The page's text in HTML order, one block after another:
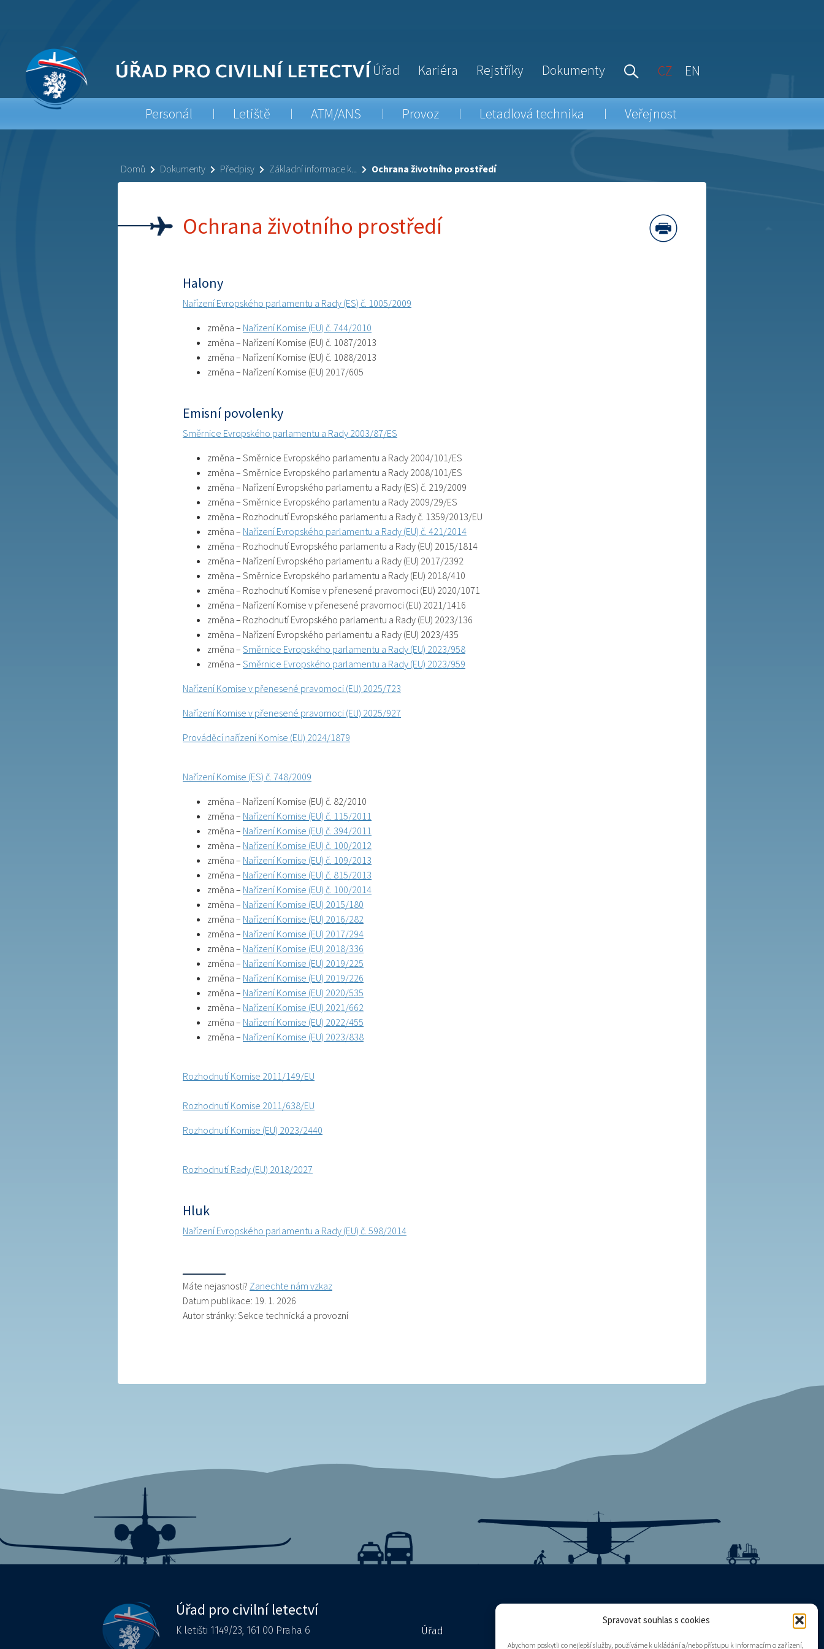
Spravovat souhlas s cookies
Abychom poskytli co nejlepší služby, používáme k ukládání a/nebo přístupu k informacím o zařízení,
Úřad Kariéra Rejstříky Dokumenty CZ EN
Personál Letiště ATM/ANS Provoz Letadlová technika Veřejnost
Domů Dokumenty Předpisy Základní informace k... Ochrana životního prostředí
Ochrana životního prostředí
Halony
Nařízení Evropského parlamentu a Rady (ES) č. 1005/2009
změna – Nařízení Komise (EU) č. 744/2010
změna – Nařízení Komise (EU) č. 1087/2013
změna – Nařízení Komise (EU) č. 1088/2013
změna – Nařízení Komise (EU) 2017/605
Emisní povolenky
Směrnice Evropského parlamentu a Rady 2003/87/ES
změna – Směrnice Evropského parlamentu a Rady 2004/101/ES
změna – Směrnice Evropského parlamentu a Rady 2008/101/ES
změna – Nařízení Evropského parlamentu a Rady (ES) č. 219/2009
změna – Směrnice Evropského parlamentu a Rady 2009/29/ES
změna – Rozhodnutí Evropského parlamentu a Rady č. 1359/2013/EU
změna – Nařízení Evropského parlamentu a Rady (EU) č. 421/2014
změna – Rozhodnutí Evropského parlamentu a Rady (EU) 2015/1814
změna – Nařízení Evropského parlamentu a Rady (EU) 2017/2392
změna – Směrnice Evropského parlamentu a Rady (EU) 2018/410
změna – Rozhodnutí Komise v přenesené pravomoci (EU) 2020/1071
změna – Nařízení Komise v přenesené pravomoci (EU) 2021/1416
změna – Rozhodnutí Evropského parlamentu a Rady (EU) 2023/136
změna – Nařízení Evropského parlamentu a Rady (EU) 2023/435
změna – Směrnice Evropského parlamentu a Rady (EU) 2023/958
změna – Směrnice Evropského parlamentu a Rady (EU) 2023/959
Nařízení Komise v přenesené pravomoci (EU) 2025/723
Nařízení Komise v přenesené pravomoci (EU) 2025/927
Prováděcí nařízení Komise (EU) 2024/1879
Nařízení Komise (ES) č. 748/2009
změna – Nařízení Komise (EU) č. 82/2010
změna – Nařízení Komise (EU) č. 115/2011
změna – Nařízení Komise (EU) č. 394/2011
změna – Nařízení Komise (EU) č. 100/2012
změna – Nařízení Komise (EU) č. 109/2013
změna – Nařízení Komise (EU) č. 815/2013
změna – Nařízení Komise (EU) č. 100/2014
změna – Nařízení Komise (EU) 2015/180
změna – Nařízení Komise (EU) 2016/282
změna – Nařízení Komise (EU) 2017/294
změna – Nařízení Komise (EU) 2018/336
změna – Nařízení Komise (EU) 2019/225
změna – Nařízení Komise (EU) 2019/226
změna – Nařízení Komise (EU) 2020/535
změna – Nařízení Komise (EU) 2021/662
změna – Nařízení Komise (EU) 2022/455
změna – Nařízení Komise (EU) 2023/838
Rozhodnutí Komise 2011/149/EU
Rozhodnutí Komise 2011/638/EU
Rozhodnutí Komise (EU) 2023/2440
Rozhodnutí Rady (EU) 2018/2027
Hluk
Nařízení Evropského parlamentu a Rady (EU) č. 598/2014
Máte nejasnosti? Zanechte nám vzkaz
Datum publikace: 19. 1. 2026
Autor stránky: Sekce technická a provozní
Úřad pro civilní letectví
K letišti 1149/23, 161 00 Praha 6 Úřad